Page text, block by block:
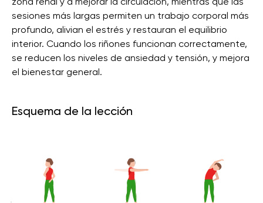
sesiones más largas permiten un trabajo corporal más
profundo, alivian el estrés y restauran el equilibrio
interior. Cuando los riñones funcionan correctamente,
se reducen los niveles de ansiedad y tensión, y mejora
el bienestar general.
Esquema de la lección